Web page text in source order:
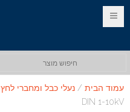
עמוד הבית / נעלי כבל ומחברי לחץ
DIN 1-10kV